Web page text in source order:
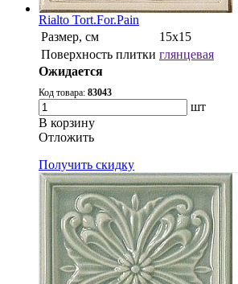
Rialto Tort.For.Pain
Размер, см
15x15
Поверхность плитки глянцевая
Ожидается
Код товара: 83043
шт
В корзину
Oтложить
Получить скидку